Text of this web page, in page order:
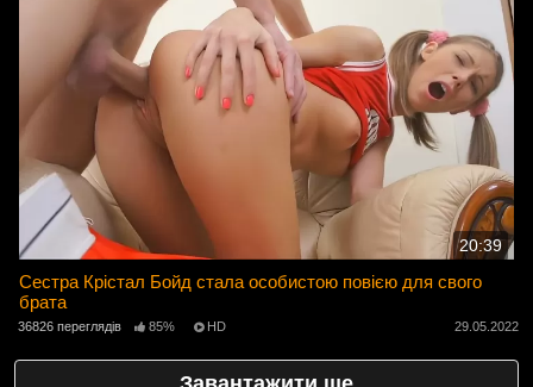
20:39
Сестра Крістал Бойд стала особистою повією для свого
брата
36826 переглядів 85% HD 29.05.2022